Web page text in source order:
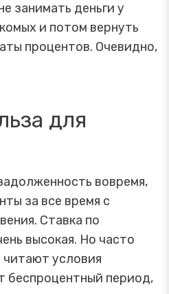
занимать деньги у
и потом вернуть
процентов. Очевидно,
для
вовремя,
за все время с
Ставка по
высокая. Но часто
условия
беспроцентный период,